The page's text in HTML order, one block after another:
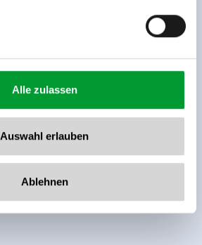
Alle zulassen
Auswahl erlauben
Ablehnen